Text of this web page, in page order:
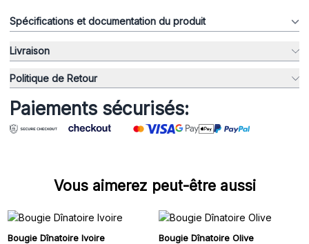
Spécifications et documentation du produit
Livraison
Politique de Retour
Paiements sécurisés:
Vous aimerez peut-être aussi
Bougie Dînatoire Ivoire Bougie Dînatoire Olive